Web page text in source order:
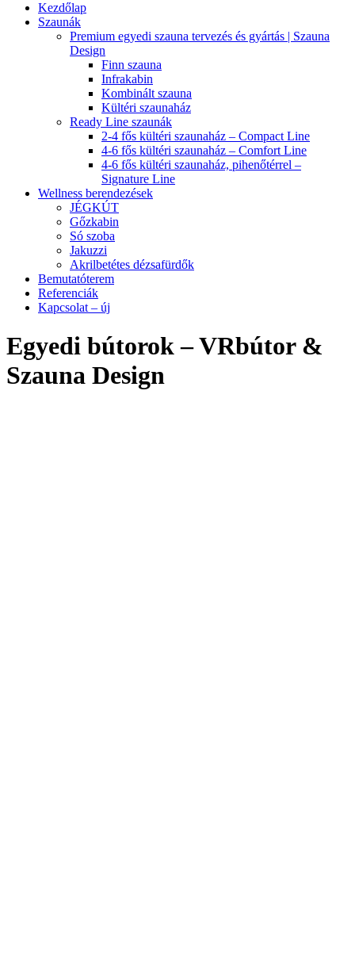
Kezdőlap
Szaunák
Premium egyedi szauna tervezés és gyártás | Szauna
Design
Finn szauna
Infrakabin
Kombinált szauna
Kültéri szaunaház
Ready Line szaunák
2-4 fős kültéri szaunaház – Compact Line
4-6 fős kültéri szaunaház – Comfort Line
4-6 fős kültéri szaunaház, pihenőtérrel –
Signature Line
Wellness berendezések
JÉGKÚT
Gőzkabin
Só szoba
Jakuzzi
Akrilbetétes dézsafürdők
Bemutatóterem
Referenciák
Kapcsolat – új
Egyedi bútorok – VRbútor &
Szauna Design